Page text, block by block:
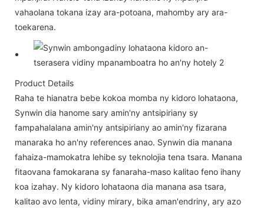
vahaolana tokana izay ara-potoana, mahomby ary ara-
toekarena.
Product Details
Raha te hianatra bebe kokoa momba ny kidoro lohataona,
Synwin dia hanome sary amin'ny antsipiriany sy
fampahalalana amin'ny antsipiriany ao amin'ny fizarana
manaraka ho an'ny references anao. Synwin dia manana
fahaiza-mamokatra lehibe sy teknolojia tena tsara. Manana
fitaovana famokarana sy fanaraha-maso kalitao feno ihany
koa izahay. Ny kidoro lohataona dia manana asa tsara,
kalitao avo lenta, vidiny mirary, bika aman'endriny, ary azo